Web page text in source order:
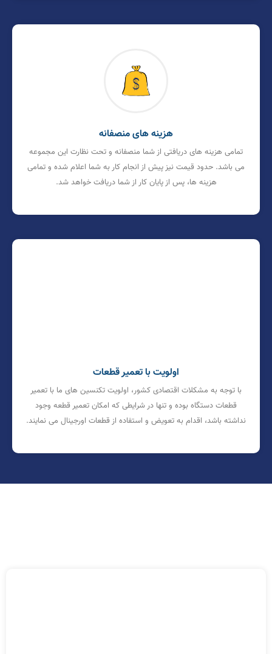
هزینه های منصفانه
تمامی هزینه های دریافتی از شما منصفانه و تحت نظارت این مجموعه
می باشد. حدود قیمت نیز پیش از انجام کار به شما اعلام شده و تمامی
هزینه ها، پس از پایان کار از شما دریافت خواهد شد.
اولویت با تعمیر قطعات
با توجه به مشکلات اقتصادی کشور، اولویت تکنسین های ما با تعمیر
قطعات دستگاه بوده و تنها در شرایطی که امکان تعمیر قطعه وجود
نداشته باشد، اقدام به تعویض و استفاده از قطعات اورجینال می نمایند.